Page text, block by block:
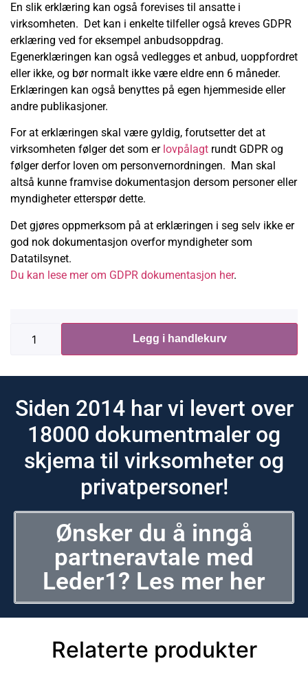
En slik erklæring kan også forevises til ansatte i
virksomheten. Det kan i enkelte tilfeller også kreves GDPR
erklæring ved for eksempel anbudsoppdrag.
Egenerklæringen kan også vedlegges et anbud, uoppfordret
eller ikke, og bør normalt ikke være eldre enn 6 måneder.
Erklæringen kan også benyttes på egen hjemmeside eller
andre publikasjoner.
For at erklæringen skal være gyldig, forutsetter det at
virksomheten følger det som er lovpålagt rundt GDPR og
følger derfor loven om personvernordningen. Man skal
altså kunne framvise dokumentasjon dersom personer eller
myndigheter etterspør dette.
Det gjøres oppmerksom på at erklæringen i seg selv ikke er
god nok dokumentasjon overfor myndigheter som
Datatilsynet.
Du kan lese mer om GDPR dokumentasjon her.
Legg i handlekurv
Siden 2014 har vi levert over
18000 dokumentmaler og
skjema til virksomheter og
privatpersoner!
Ønsker du å inngå
partneravtale med
Leder1? Les mer her
Relaterte produkter